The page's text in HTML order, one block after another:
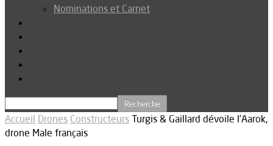
Nominations et Carnet
Accueil Drones Constructeurs Turgis & Gaillard dévoile l’Aarok,
drone Male français